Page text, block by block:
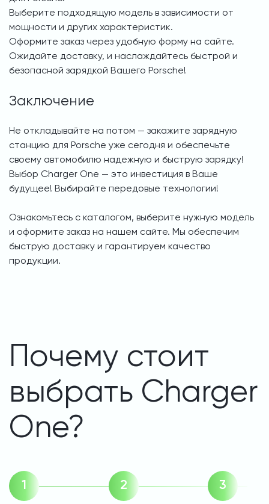
Выберите подходящую модель в зависимости от
мощности и других характеристик.
Оформите заказ через удобную форму на сайте.
Ожидайте доставку, и наслаждайтесь быстрой и
безопасной зарядкой Вашего Porsche!
Заключение
Не откладывайте на потом — закажите зарядную
станцию для Porsche уже сегодня и обеспечьте
своему автомобилю надежную и быструю зарядку!
Выбор Charger One — это инвестиция в Ваше
будущее! Выбирайте передовые технологии!
Ознакомьтесь с каталогом, выберите нужную модель
и оформите заказ на нашем сайте. Мы обеспечим
быструю доставку и гарантируем качество
продукции.
Почему стоит
выбрать Charger
One?